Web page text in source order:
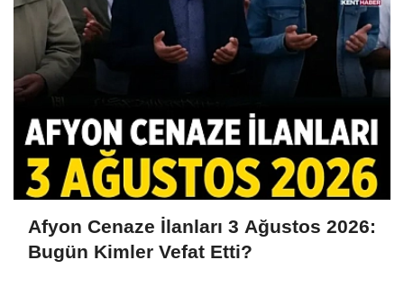
Afyon Cenaze İlanları 3 Ağustos 2026:
Bugün Kimler Vefat Etti?